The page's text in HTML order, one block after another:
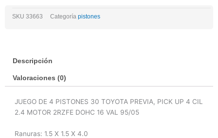
Up
4cil
95/05
SKU 33663 Categoría pistones
Descripción
Valoraciones (0)
JUEGO DE 4 PISTONES 30 TOYOTA PREVIA, PICK UP 4 CIL
2.4 MOTOR 2RZFE DOHC 16 VAL 95/05
Ranuras: 1.5 X 1.5 X 4.0